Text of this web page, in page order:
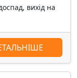
вихід на